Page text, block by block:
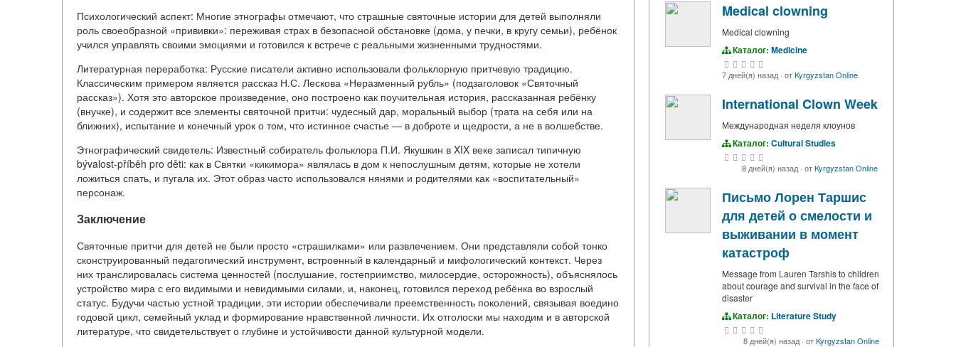
Психологический аспект: Многие этнографы отмечают, что страшные святочные истории для детей выполняли
роль своеобразной «прививки»: переживая страх в безопасной обстановке (дома, у печки, в кругу семьи), ребёнок
учился управлять своими эмоциями и готовился к встрече с реальными жизненными трудностями.
Литературная переработка: Русские писатели активно использовали фольклорную притчевую традицию.
Классическим примером является рассказ Н.С. Лескова «Неразменный рубль» (подзаголовок «Святочный
рассказ»). Хотя это авторское произведение, оно построено как поучительная история, рассказанная ребёнку
(внучке), и содержит все элементы святочной притчи: чудесный дар, моральный выбор (трата на себя или на
ближних), испытание и конечный урок о том, что истинное счастье — в доброте и щедрости, а не в волшебстве.
Этнографический свидетель: Известный собиратель фольклора П.И. Якушкин в XIX веке записал типичную
bývalost-příběh pro děti: как в Святки «кикимора» являлась в дом к непослушным детям, которые не хотели
ложиться спать, и пугала их. Этот образ часто использовался нянями и родителями как «воспитательный»
персонаж.
Заключение
Святочные притчи для детей не были просто «страшилками» или развлечением. Они представляли собой тонко
сконструированный педагогический инструмент, встроенный в календарный и мифологический контекст. Через
них транслировалась система ценностей (послушание, гостеприимство, милосердие, осторожность), объяснялось
устройство мира с его видимыми и невидимыми силами, и, наконец, готовился переход ребёнка во взрослый
статус. Будучи частью устной традиции, эти истории обеспечивали преемственность поколений, связывая воедино
годовой цикл, семейный уклад и формирование нравственной личности. Их отголоски мы находим и в авторской
литературе, что свидетельствует о глубине и устойчивости данной культурной модели.
Medical clowning
Medical clowning
Каталог: Medicine
7 дней(я) назад · отKyrgyzstan Online
International Clown Week
Международная неделя клоунов
Каталог: Cultural Studies
8 дней(я) назад · отKyrgyzstan Online
Письмо Лорен Таршис
для детей о смелости и
выживании в момент
катастроф
Message from Lauren Tarshis to children
about courage and survival in the face of
disaster
Каталог: Literature Study
8 дней(я) назад · отKyrgyzstan Online